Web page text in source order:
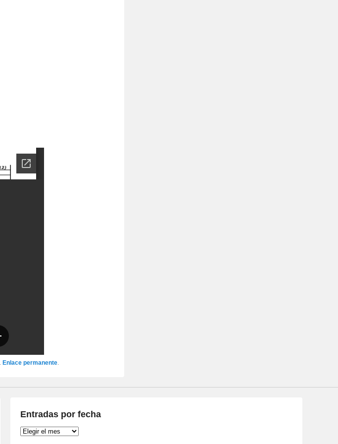
Enlace permanente
Entradas por fecha
Entradas